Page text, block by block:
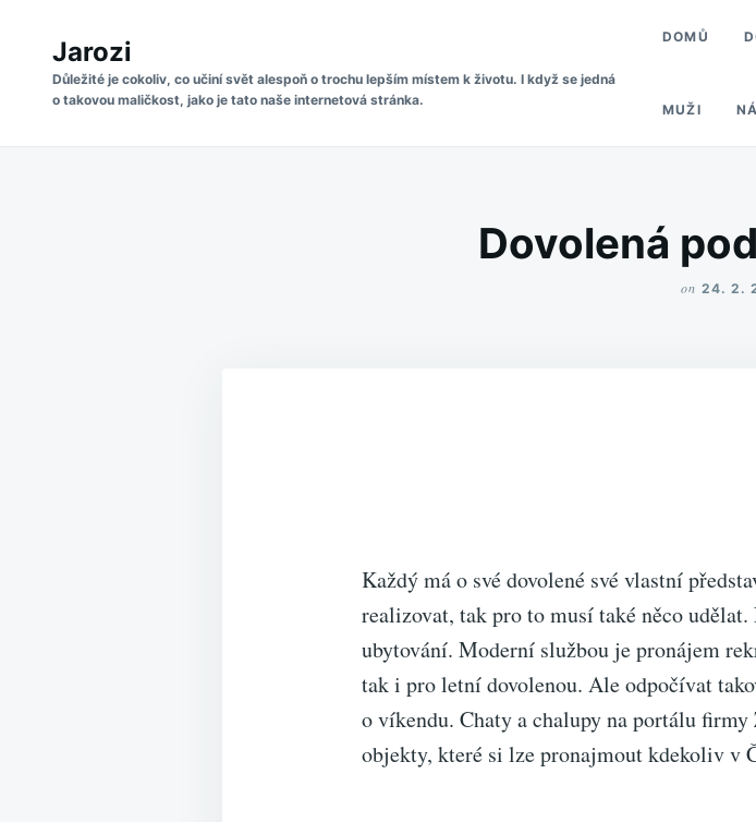
content
for:
Jarozi
Důležité je cokoliv, co učiní svět alespoň o trochu lepším místem k životu. I když se jedná
o takovou maličkost, jako je tato naše internetová stránka.
DOMŮ
MUŽI
Dovolená
on 24. 2.
Každý má o své dovolené své vlastní
realizovat, tak pro to musí také něco
ubytování. Moderní službou je pronájem
tak i pro letní dovolenou. Ale odpočívat
o víkendu. Chaty a chalupy na portálu
objekty, které si lze pronajmout kdekoliv v